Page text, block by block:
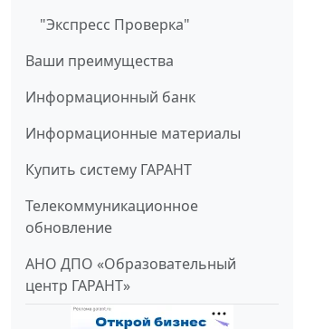
"Экспресс Проверка"
Ваши преимущества
Информационный банк
Информационные материалы
Купить систему ГАРАНТ
Телекоммуникационное
обновление
АНО ДПО «Образовательный
центр ГАРАНТ»